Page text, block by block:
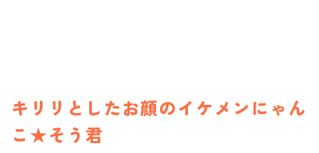
キリリとしたお顔のイケメンにゃん
こ★そう君